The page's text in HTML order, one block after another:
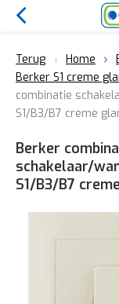
Terug Home
Berker S1 creme
combinatie
S1/B3/B7 creme
Berker
schakelaar/
S1/B3/B7